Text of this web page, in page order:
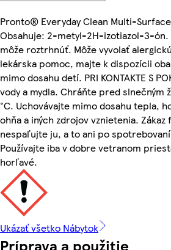
Pronto® Everyday Clean Multi-
Obsahuje: 2-metyl-2H-izotiazol-3-ón.
môže roztrhnúť. Môže vyvolať
lekárska pomoc, majte k dispozícii
mimo dosahu detí. PRI KONTAKTE S
vody a mydla. Chráňte pred
°C. Uchovávajte mimo dosahu tepla,
ohňa a iných zdrojov vznietenia.
nespaľujte ju, a to ani po
Používajte iba v dobre vetranom
horľavé.
Ukázať všetko Nábytok
Príprava a použitie